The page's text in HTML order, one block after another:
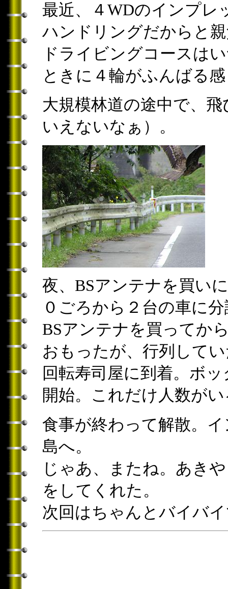
最近、４WDのインプレ
ハンドリングだからと
ドライビングコースは
ときに４輪がふんばる
大規模林道の途中で、
いえないなぁ）。
夜、BSアンテナを買い
０ごろから２台の車に
BSアンテナを買ってか
おもったが、行列して
回転寿司屋に到着。ボ
開始。これだけ人数が
食事が終わって解散。
島へ。
じゃあ、またね。あき
をしてくれた。
次回はちゃんとバイバ